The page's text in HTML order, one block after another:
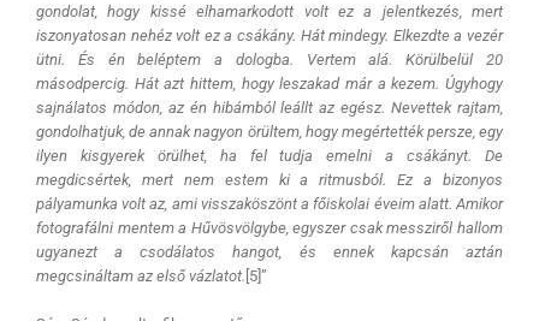
gondolat, hogy kissé elhamarkodott volt ez a jelentkezés, mert
iszonyatosan nehéz volt ez a csákány. Hát mindegy. Elkezdte a vezér
ütni. És én beléptem a dologba. Vertem alá. Körülbelül 20
másodpercig. Hát azt hittem, hogy leszakad már a kezem. Úgyhogy
sajnálatos módon, az én hibámból leállt az egész. Nevettek rajtam,
gondolhatjuk, de annak nagyon örültem, hogy megértették persze, egy
ilyen kisgyerek örülhet, ha fel tudja emelni a csákányt. De
megdicsértek, mert nem estem ki a ritmusból. Ez a bizonyos
pályamunka volt az, ami visszaköszönt a főiskolai éveim alatt. Amikor
fotografálni mentem a Hűvösvölgybe, egyszer csak messziről hallom
ugyanezt a csodálatos hangot, és ennek kapcsán aztán
megcsináltam az első vázlatot. [5]”